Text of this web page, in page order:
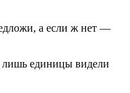
а если ж нет —
лишь единицы видели